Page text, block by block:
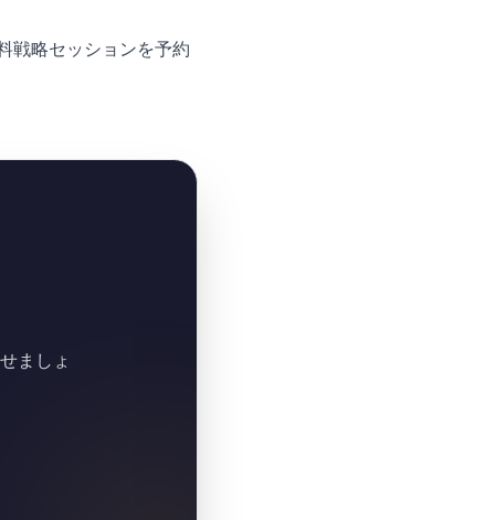
戦略セッションを予約
ましょ